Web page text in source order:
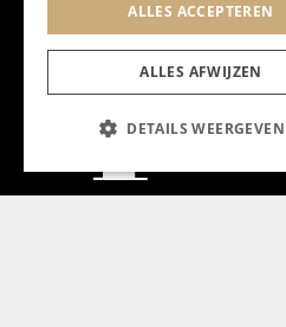
ALLES ACCEPTEREN
ALLES AFWIJZEN
DETAILS WEERGEVEN